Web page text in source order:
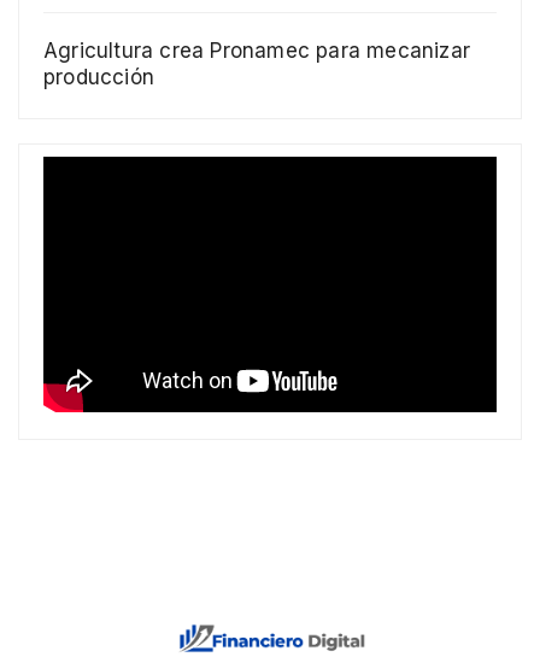
Agricultura crea Pronamec para mecanizar
producción